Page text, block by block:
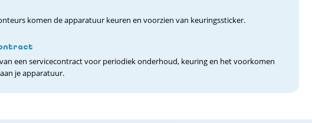
komen de apparatuur keuren en voorzien van keuringssticker.
een servicecontract voor periodiek onderhoud, keuring en het voorkomen
je apparatuur.